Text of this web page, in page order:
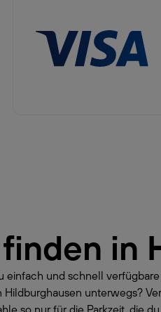
in
einfach und schnell
Hildburghausen unterwegs?